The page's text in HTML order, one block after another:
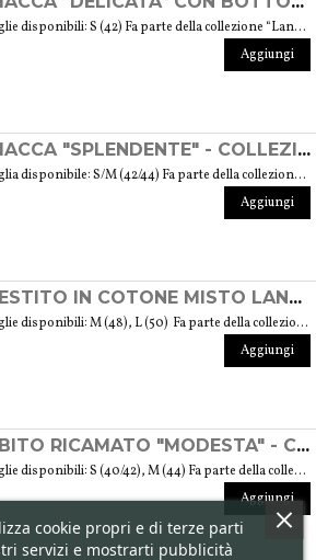
Taglie disponibili: S (42) Fa parte della collezione “Lana & Vetro” Lei è morbida, avvolgente, delicata talvolta soave. Lui è duro e denso, temperato nel fuoco. Eppure sono delle anime semplici che creano lo “sposalizio” perfetto formando un prodotto lussuoso. La collezione nasce dal desiderio di donare la libertà di essere autentiche. Il tessuto di altissima qualità, modelli studiati in dettaglio e i bottoni gioiello realizzati artigianalmente in vetro di murano hanno dato la vita a capi unici, alcuni disponibili in diverse taglie ma ciascuno con un dettaglio differente che lo contraddistingue. Peso 570 gr. GUIDA ALLE TAGLIE
Aggiungi
GIACCA "SPLENDENTE" - COLLEZIONE "LANA"
Taglia disponibile: S/M (42/44) Fa parte della collezione "Lana" che prende vita grazie ai tessuti scelti accuratamente per sentirsi avvolti dal loro calore. Ogni capo della collezione è unico e mira a soddisfare le più diverse esigenze: sentirsi a proprio agio, distinguersi o stupire con moderazione ... Peso 1000 gr. GUIDA ALLE TAGLIE
Aggiungi
VESTITO IN COTONE MISTO LANA "FINEZZA" - COLLEZIONE "LANA"
Taglie disponibili: M (48), L (50) Fa parte della collezione "Lana" che prende vita grazie ai tessuti scelti accuratamente per sentirsi avvolti dal loro calore. Ogni capo della collezione è unico e mira a soddisfare le più diverse esigenze: sentirsi a proprio agio, distinguersi o stupire con moderazione ... Peso 360 gr. GUIDA ALLE TAGLIE
Aggiungi
ABITO RICAMATO "MODESTA" - COLLEZIONE "RICAMO"
Taglie disponibili: S (40/42), M (44) Fa parte della collezione "Ricamo" che trae ispirazione dai tessuti di cotone arricchiti dalle diverse fantasie ricamate. Si tratta anche del ricamo di culture e tradizioni che s’intrecciano e danno vita a una collezione sobria ed elegante tipica della moda modesta. Peso 360 gr. GUIDA ALLE TAGLIE
Aggiungi
cookie propri e di terze parti
servizi e mostrarti pubblicità